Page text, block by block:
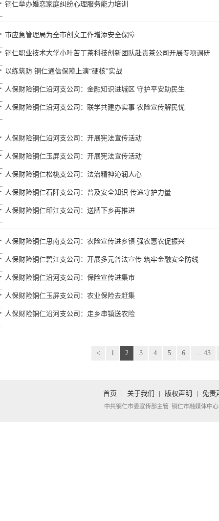
铜仁举办婚恋家庭纠纷心理服务能力培训
市应急管理局为全市创文工作增添安全保障
铜仁职业技术大学小叶苦丁茶科技创新团队赴贵茶公司开展专项调研
以练筑防 铜仁通信保障上演“硬核”实战
人保财险铜仁沿河支公司：金融知识进城区 守护平安助民生
人保财险铜仁沿河支公司：联学共建办实事 农险宣传解民忧
人保财险铜仁沿河支公司：开展宪法宣传活动
人保财险铜仁玉屏支公司：开展宪法宣传活动
人保财险铜仁松桃支公司：法治精神沁润人心
人保财险铜仁石阡支公司：普及安全知识 传递守护力量
人保财险铜仁印江支公司：送牌下乡再推进
人保财险铜仁思南支公司：农险宣传进乡镇 强农惠农促振兴
人保财险铜仁碧江支公司：开展多元普法宣传 筑牢金融安全防线
人保财险铜仁沿河支公司：保险宣传进集市
人保财险铜仁玉屏支公司：农业保险去赶集
人保财险铜仁沿河支公司：走乡串镇送农险
< 1 2 3 4 5 6 ... 43
首页 关于我们 版权声明 免责
中共铜仁市委宣传部主管 铜仁市融媒体中心